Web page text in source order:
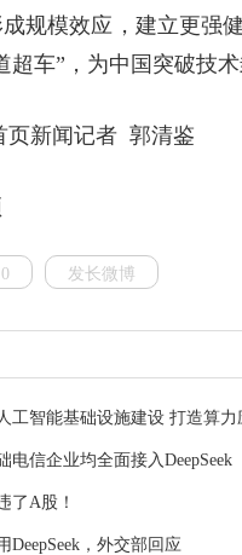
规模效应，建立更强
超车”，为中国突破技
页新闻记者 郭清鉴
发长微博
工智能基础设施建设 打造算力
电信企业均全面接入DeepSeek
了A股！
，外交部回应